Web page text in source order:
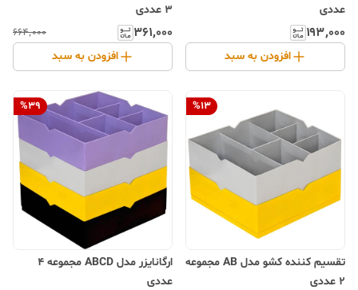
عددی
۱۹۳٬۰۰۰
افزودن به سبد
3 عددی
۳۶۱٬۰۰۰ ۶۶۴٬۰۰۰
افزودن به سبد
%13
تقسیم کننده کشو مدل AB مجموعه
2 عددی
%39
ارگانایزر مدل ABCD مجموعه 4
عددی